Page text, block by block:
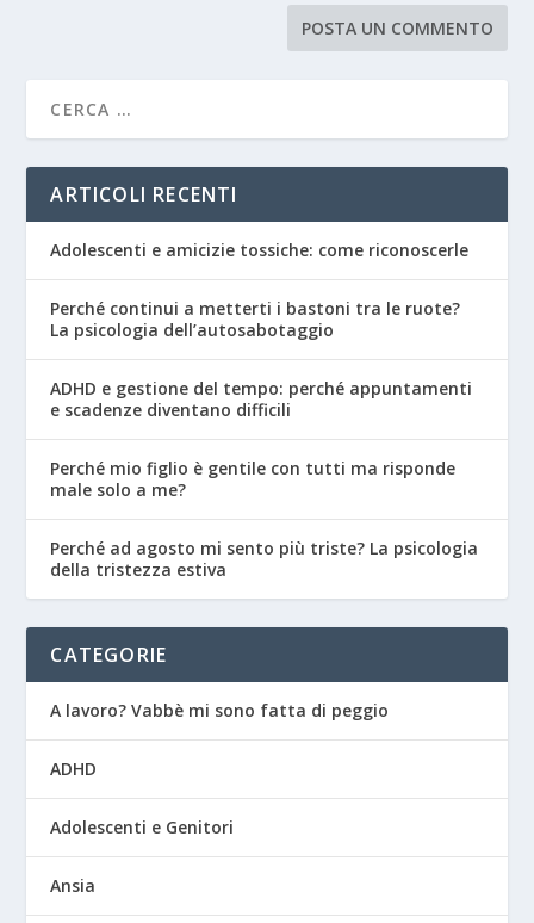
ARTICOLI RECENTI
Adolescenti e amicizie tossiche: come riconoscerle
Perché continui a metterti i bastoni tra le ruote?
La psicologia dell’autosabotaggio
ADHD e gestione del tempo: perché appuntamenti
e scadenze diventano difficili
Perché mio figlio è gentile con tutti ma risponde
male solo a me?
Perché ad agosto mi sento più triste? La psicologia
della tristezza estiva
CATEGORIE
A lavoro? Vabbè mi sono fatta di peggio
ADHD
Adolescenti e Genitori
Ansia